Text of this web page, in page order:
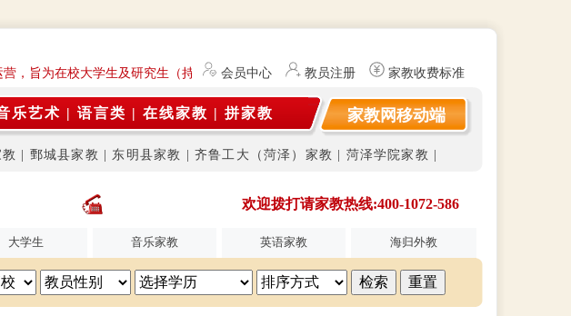
，旨为在校大学生及研究生（持有教师资格证）提供勤工俭学、社会实践兼职信息的服务平台。
会员中心 教员注册 家教收费标准
乐艺术 | 语言类 | 在线家教 | 拼家教 家教网移动端
鄄城县家教 东明县家教 齐鲁工大（菏泽）家教 菏泽学院家教
欢迎拨打请家教热线:400-1072-586
大学生 音乐家教 英语家教 海归外教